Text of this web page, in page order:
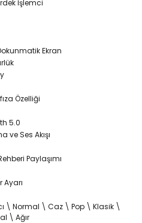
İşlemci
Ekran
Özelliği
5.0
ve Ses Akışı
Paylaşımı
Ayarı
\ Normal \ Caz \ Pop \ Klasik \
\ Ağır